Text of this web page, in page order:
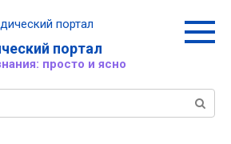
портал
просто и ясно